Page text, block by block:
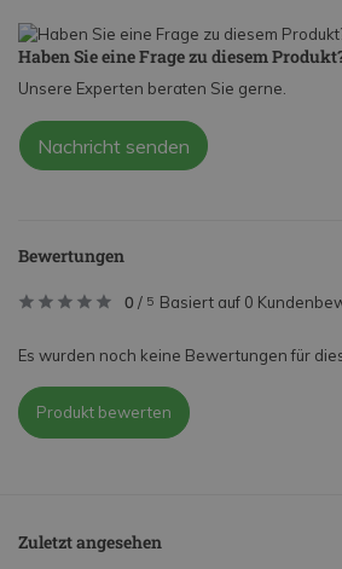
Haben Sie eine Frage zu diesem
Unsere Experten beraten Sie gerne.
Nachricht senden
Bewertungen
0 / 5 Basiert auf 0
Es wurden noch keine Bewertungen für
Produkt bewerten
Zuletzt angesehen